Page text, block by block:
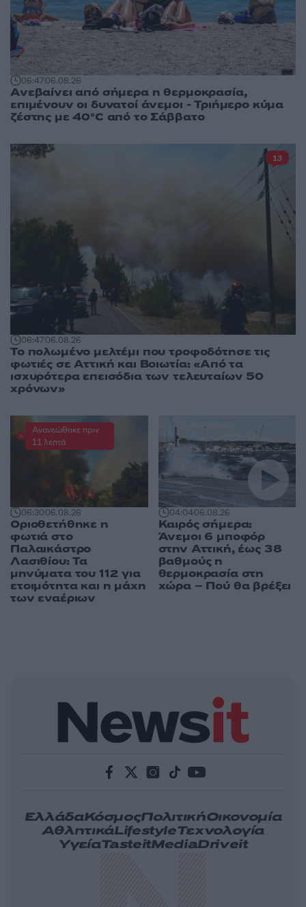
06:4706.08.26
Ανεβαίνει από σήμερα η θερμοκρασία,
επιμένουν οι δυνατοί άνεμοι - Τριήμερο κύμα
ζέστης με 40°C από το Σάββατο
06:4706.08.26
Το πολωμένο μελτέμι που τροφοδότησε τις
φωτιές σε Αττική και Βοιωτία: «Από τα
ισχυρότερα επεισόδια των τελευταίων 50
χρόνων»
13
06:3006.08.26
Οριοθετήθηκε η
φωτιά στο
Παλαικάστρο
Λασιθίου: Τα
μηνύματα του 112 για
ετοιμότητα και η μάχη
των εναέριων
Ανανεώθηκε πριν
11 λεπτά
04:0406.08.26
Καιρός σήμερα:
Άνεμοι 6 μποφόρ
στην Αττική, έως 38
βαθμούς η
θερμοκρασία στη
χώρα – Πού θα βρέξει
ΕλλάδαΚόσμοςΠολιτικήΟικονομία
ΑθλητικάLifestyleΤεχνολογία
ΥγείαTasteitMediaDriveit